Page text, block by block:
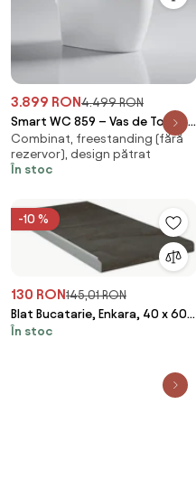
3.899 RON4.499 RON
Smart WC 859 – Vas de Toaletă
Inteligent cu Bideu, Sterilizare
UV, Deschidere/Închidere
automată, Senzor picior,
Temperaturii, Uscare aer cald,
Iluminare de noapte, Afișaj LED,
Telecomandă, Ceramică, Alb
Combinat, freestanding (fără
rezervor), design pătrat
În stoc
-10 %
130 RON145,01 RON
Blat Bucatarie, Enkara, 40 x 60
cm
În stoc